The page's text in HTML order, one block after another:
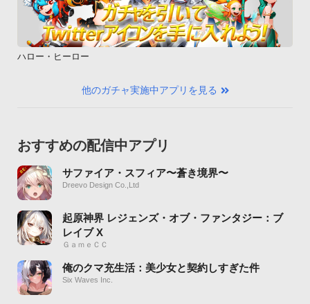
ハロー・ヒーロー
他のガチャ実施中アプリを見る
おすすめの配信中アプリ
サファイア・スフィア〜蒼き境界〜
Dreevo Design Co.,Ltd
起原神界 レジェンズ・オブ・ファンタジー：ブ
レイブ X
ＧａｍｅＣＣ
俺のクマ充生活：美少女と契約しすぎた件
Six Waves Inc.